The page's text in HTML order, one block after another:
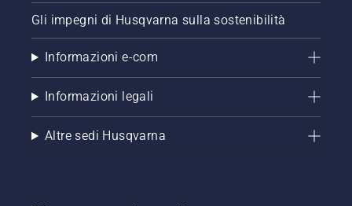
Gli impegni di Husqvarna sulla sostenibilità
Informazioni e-com
Informazioni legali
Altre sedi Husqvarna